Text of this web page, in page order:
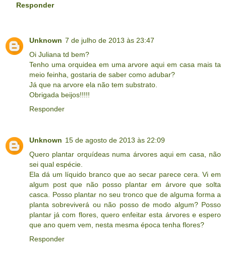
Responder
Unknown 7 de julho de 2013 às 23:47
Oi Juliana td bem?
Tenho uma orquidea em uma arvore aqui em casa mais ta
meio feinha, gostaria de saber como adubar?
Já que na arvore ela não tem substrato.
Obrigada beijos!!!!!
Responder
Unknown 15 de agosto de 2013 às 22:09
Quero plantar orquídeas numa árvores aqui em casa, não
sei qual espécie.
Ela dá um líquido branco que ao secar parece cera. Vi em
algum post que não posso plantar em árvore que solta
casca. Posso plantar no seu tronco que de alguma forma a
planta sobreviverá ou não posso de modo algum? Posso
plantar já com flores, quero enfeitar esta árvores e espero
que ano quem vem, nesta mesma época tenha flores?
Responder